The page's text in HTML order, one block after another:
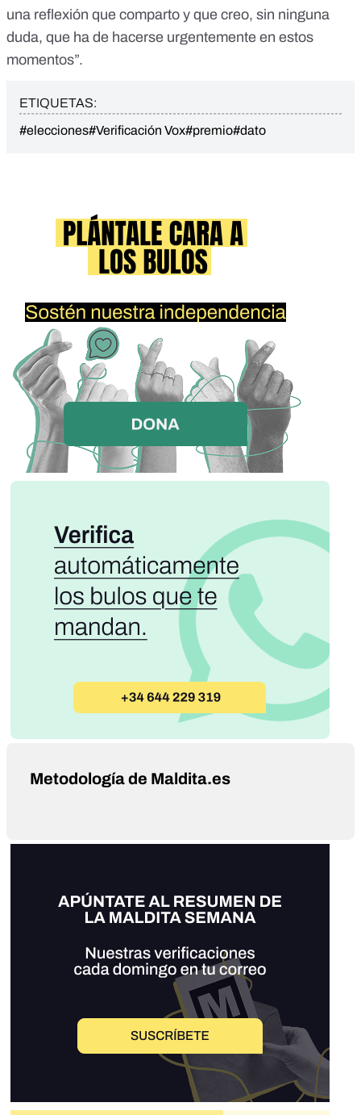
una reflexión que comparto y que creo, sin ninguna
duda, que ha de hacerse urgentemente en estos
momentos”.
ETIQUETAS:
#elecciones#Verificación Vox#premio#dato
Metodología de Maldita.es